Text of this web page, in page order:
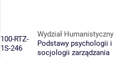
100-RTZ-
1S-246
Wydział Humanistyczny
Podstawy psychologii i
socjologii zarządzania